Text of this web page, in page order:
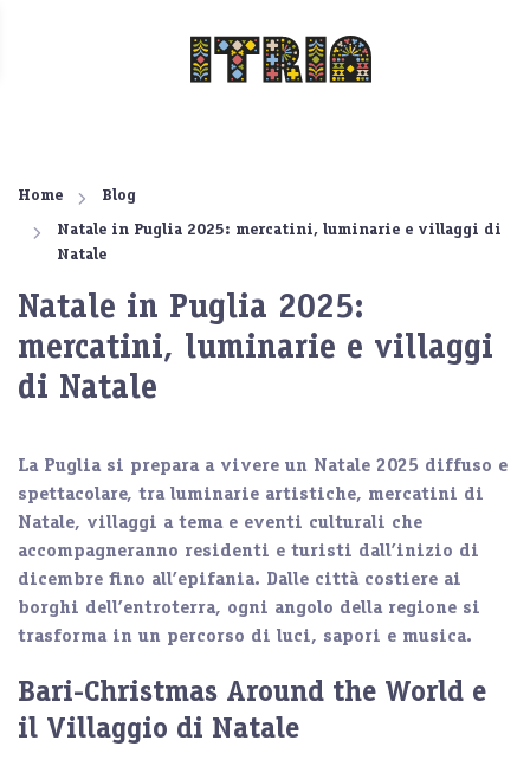
Home Blog
Natale in Puglia 2025: mercatini, luminarie e villaggi di
Natale
Natale in Puglia 2025:
mercatini, luminarie e villaggi
di Natale
La Puglia si prepara a vivere un Natale 2025 diffuso e
spettacolare, tra luminarie artistiche, mercatini di
Natale, villaggi a temae eventi culturali che
accompagneranno residenti e turisti dall’inizio di
dicembre fino all’epifania. Dalle città costiere ai
borghi dell’entroterra, ogni angolo della regione si
trasforma in un percorso di luci, sapori e musica.
Bari-Christmas Around the World e
il Villaggio di Natale